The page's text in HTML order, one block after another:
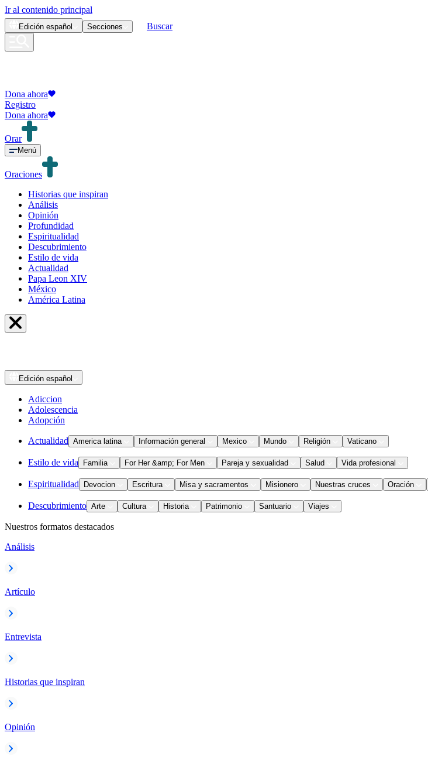
Ir al contenido principal
Edición español Secciones Buscar
Dona ahora
Registro
Dona ahora
Orar
Menú
Oraciones
Historias que inspiran
Análisis
Opinión
Profundidad
Espiritualidad
Descubrimiento
Estilo de vida
Actualidad
Papa Leon XIV
México
América Latina
Edición español
Adiccion
Adolescencia
Adopción
Actualidad America latina Información general Mexico Mundo Religión Vaticano
Estilo de vida Familia For Her &amp; For Men Pareja y sexualidad Salud Vida profesional
Espiritualidad Devocion Escritura Misa y sacramentos Misionero Nuestras cruces Oración
Descubrimiento Arte Cultura Historia Patrimonio Santuario Viajes
Nuestros formatos destacados
Análisis
Artículo
Entrevista
Historias que inspiran
Opinión